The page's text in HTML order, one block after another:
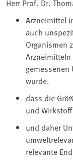
Herr Prof. Dr.
Arzneimittel
auch
Organismen
wurde.
dass die
und
und daher
relevante